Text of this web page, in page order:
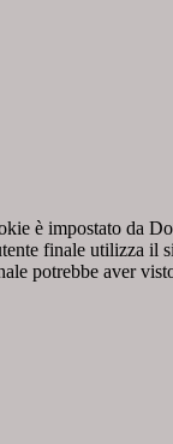
è impostato da
finale utilizza il
potrebbe aver